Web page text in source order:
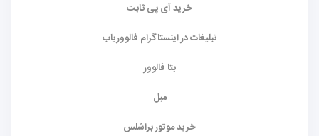
خرید آی پی ثابت
تبلیغات در اینستاگرام فالووریاب
بتا فالوور
مبل
خرید موتور براشلس